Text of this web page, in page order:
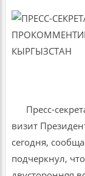
Пресс-
визит
сегодня,
подчеркнул,